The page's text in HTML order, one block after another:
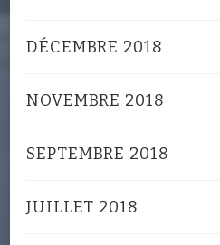
DÉCEMBRE 2018
NOVEMBRE 2018
SEPTEMBRE 2018
JUILLET 2018